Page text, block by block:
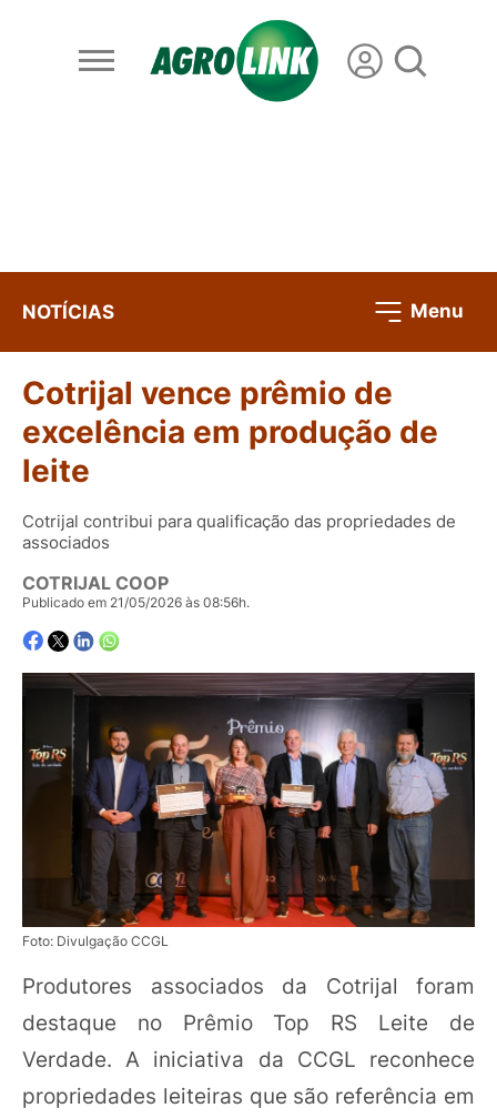
NOTÍCIAS Menu
Cotrijal vence prêmio de
excelência em produção de
leite
Cotrijal contribui para qualificação das propriedades de
associados
COTRIJAL COOP
Publicado em 21/05/2026 às 08:56h.
Foto: Divulgação CCGL
Produtores associados da Cotrijal foram
destaque no Prêmio Top RS Leite de
Verdade. A iniciativa da CCGL reconhece
propriedades leiteiras que são referência em